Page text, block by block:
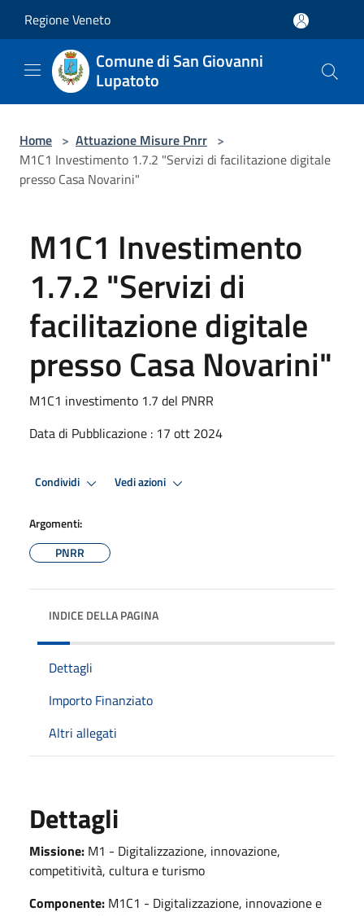
Regione Veneto
Comune di San Giovanni
Lupatoto
Home > Attuazione Misure Pnrr >
M1C1 Investimento 1.7.2 "Servizi di facilitazione digitale
presso Casa Novarini"
M1C1 Investimento
1.7.2 "Servizi di
facilitazione digitale
presso Casa Novarini"
M1C1 investimento 1.7 del PNRR
Data di Pubblicazione : 17 ott 2024
Condividi Vedi azioni
Argomenti:
PNRR
INDICE DELLA PAGINA
Dettagli
Importo Finanziato
Altri allegati
Dettagli
Missione: M1 - Digitalizzazione, innovazione,
competitività, cultura e turismo
Componente: M1C1 - Digitalizzazione, innovazione e